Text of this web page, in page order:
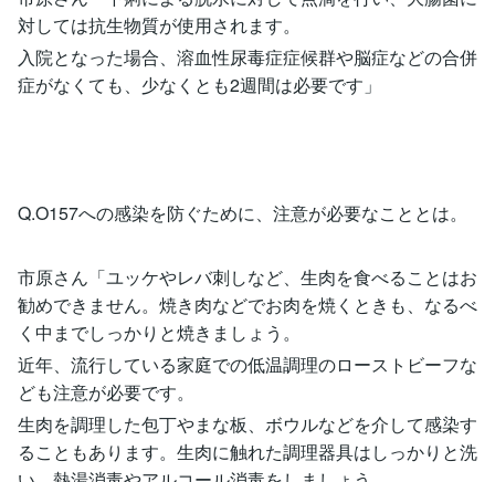
対しては抗生物質が使用されます。
入院となった場合、溶血性尿毒症症候群や脳症などの合併
症がなくても、少なくとも2週間は必要です」
Q.O157への感染を防ぐために、注意が必要なこととは。
市原さん「ユッケやレバ刺しなど、生肉を食べることはお
勧めできません。焼き肉などでお肉を焼くときも、なるべ
く中までしっかりと焼きましょう。
近年、流行している家庭での低温調理のローストビーフな
ども注意が必要です。
生肉を調理した包丁やまな板、ボウルなどを介して感染す
ることもあります。生肉に触れた調理器具はしっかりと洗